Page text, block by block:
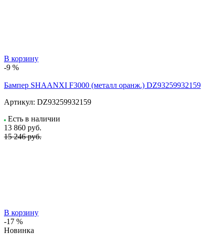
В корзину
-9 %
Бампер SHAANXI F3000 (металл оранж.) DZ93259932159
Артикул: DZ93259932159
Есть в наличии
13 860 руб.
15 246 руб.
В корзину
-17 %
Новинка